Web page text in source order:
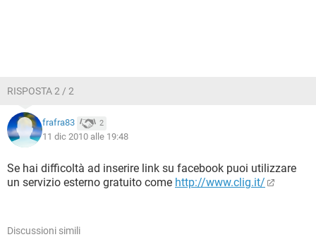
RISPOSTA 2 / 2
frafra83 2
11 dic 2010 alle 19:48
Se hai difficoltà ad inserire link su facebook puoi utilizzare
un servizio esterno gratuito come http://www.clig.it/
Discussioni simili